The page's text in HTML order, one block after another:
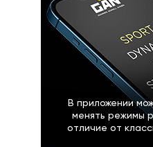
В приложении
менять режимы
отличие от